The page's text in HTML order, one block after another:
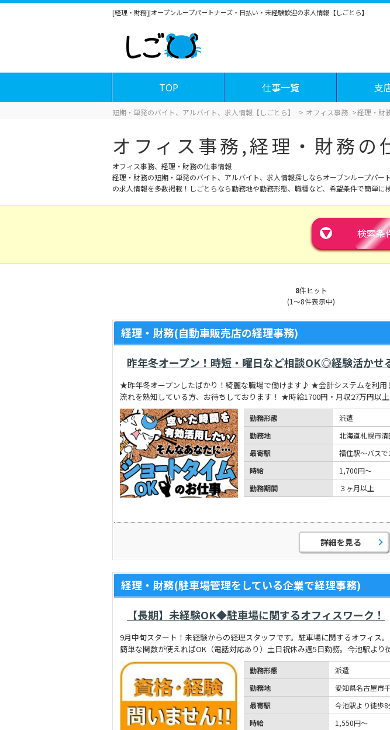
[経理・財務]|オープンループパートナーズ・日払い・未経験歓迎の求人情報【しごとら】
TOP 仕事一覧 支
短期・単発のバイト、アルバイト、求人情報【しごとら】 オフィス事務 経理・財
オフィス事務,経理・財務の
オフィス事務、経理・財務の仕事情報
経理・財務の短期・単発のバイト、アルバイト、求人情報探しならオープンループパ
の求人情報を多数掲載！しごとらなら勤務地や勤務形態、職種など、希望条件で簡単に
▼ 検索条
8件ヒット
(1～8件表示中)
経理・財務(自動車販売店の経理事務)
昨年冬オープン！時短・曜日など相談OK◎経験活かせ
★昨年冬オープンしたばかり！綺麗な職場で働けます♪ ★会計システムを利用
流れを熟知している方、お待ちしております！ ★時給1700円・月収27万円以
勤務形態
派遣
勤務地
北海道札幌市清
最寄駅
福住駅～バス
時給
1,700円～
勤務期間
３ヶ月以上
詳細を見る
経理・財務(駐車場管理をしている企業で経理事務)
【長期】未経験OK◆駐車場に関するオフィスワーク！
9月中旬スタート！未経験からの経理スタッフです。駐車場に関するオフィス
簡単な関数が使えればOK（電話対応あり）土日祝休み週5日勤務。今池駅より
勤務形態
派遣
勤務地
愛知県名古屋市
最寄駅
今池駅より徒歩8
時給
1,550円～